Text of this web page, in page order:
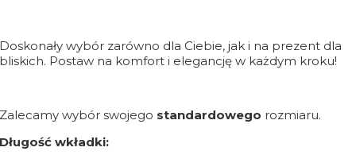
Doskonały wybór zarówno dla Ciebie, jak i na prezent dla
bliskich. Postaw na komfort i elegancję w każdym kroku!
Zalecamy wybór swojego standardowego rozmiaru.
Długość wkładki: